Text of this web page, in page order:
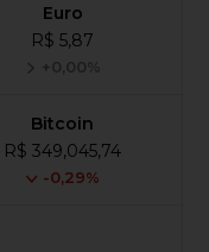
Euro
R$ 5,87
+0,00%
Bitcoin
R$ 349,045,74
-0,29%